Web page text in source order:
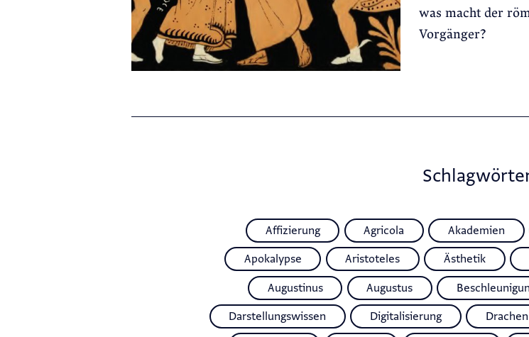
was macht der
Vorgänger?
Affizierung Agricola Akademien
Apokalypse Aristoteles Ästhetik
Augustinus Augustus
Darstellungswissen Digitalisierung Drachen